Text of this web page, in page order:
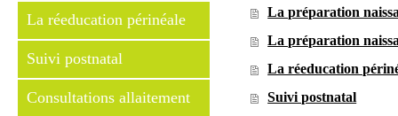
La réeducation périnéale
Suivi postnatal
Consultations allaitement
La préparation
La préparation
La réeducation
Suivi postnatal